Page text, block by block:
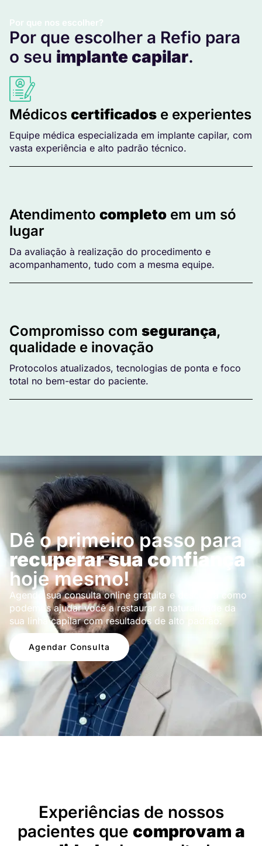
Por que nos escolher?
Por que escolher a Refio para
o seu implante capilar.
Médicos certificados e experientes
Equipe médica especializada em implante capilar, com
vasta experiência e alto padrão técnico.
Atendimento completo em um só
lugar
Da avaliação à realização do procedimento e
acompanhamento, tudo com a mesma equipe.
Compromisso com segurança,
qualidade e inovação
Protocolos atualizados, tecnologias de ponta e foco
total no bem-estar do paciente.
Dê o primeiro passo para
recuperar sua confiança
hoje mesmo!
Agende sua consulta online gratuita e descubra como
podemos ajudar você a restaurar a naturalidade da
sua linha capilar com resultados de alto padrão.
Agendar Consulta
Experiências de nossos
pacientes que comprovam a